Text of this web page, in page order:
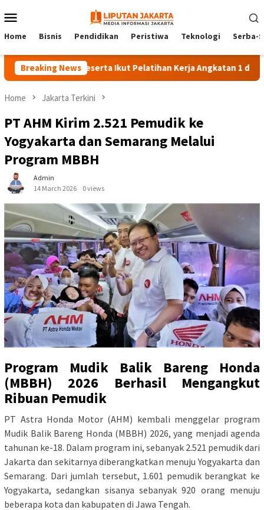
to
Menu
Home Bisnis Pendidikan Peristiwa Teknologi Serba-
Breaking News
140 Peserta Ikut Pelatihan Kerja Angkatan 1 di PPKD
Home Jakarta Terkini
PT AHM Kirim 2.521 Pemudik ke
Yogyakarta dan Semarang Melalui
Program MBBH
Admin
14 March 2026
0 views
Program Mudik Balik Bareng Honda
(MBBH) 2026 Berhasil Mengangkut
Ribuan Pemudik
PT Astra Honda Motor (AHM) kembali menggelar program
Mudik Balik Bareng Honda (MBBH) 2026, yang menjadi agenda
tahunan ke-18. Dalam program ini, sebanyak 2.521 pemudik dari
Jakarta dan sekitarnya diberangkatkan menuju Yogyakarta dan
Semarang. Dari jumlah tersebut, 1.601 pemudik berangkat ke
Yogyakarta, sedangkan sisanya sebanyak 920 orang menuju
beberapa kota dan kabupaten di Jawa Tengah.